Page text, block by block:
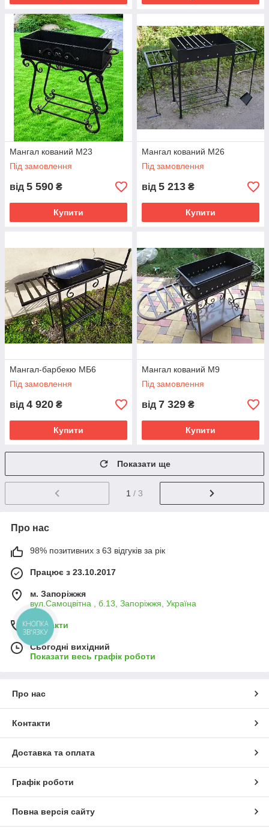
Мангал кований М23
Під замовлення
від 5 590 ₴
Купити
Мангал кований М26
Під замовлення
від 5 213 ₴
Купити
Мангал-барбекю МБ6
Під замовлення
від 4 920 ₴
Купити
Мангал кований M9
Під замовлення
від 7 329 ₴
Купити
Показати ще
1 / 3
Про нас
98% позитивних з 63 відгуків за рік
Працює з 23.10.2017
м. Запоріжжя
вул.Самоцвітна , б.13, Запоріжжя, Україна
Контакти
Сьогодні вихідний
Показати весь графік роботи
Про нас
Контакти
Доставка та оплата
Графік роботи
Повна версія сайту
КНОПКА
ЗВ'ЯЗКУ